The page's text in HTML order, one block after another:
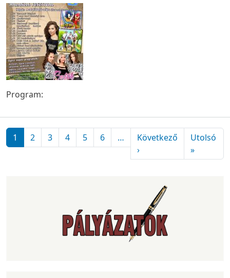
Program:
Oldalszámozás
1 2 3 4 5 6 …
Következő
›Következő oldal
Utolsó
»Utolsó